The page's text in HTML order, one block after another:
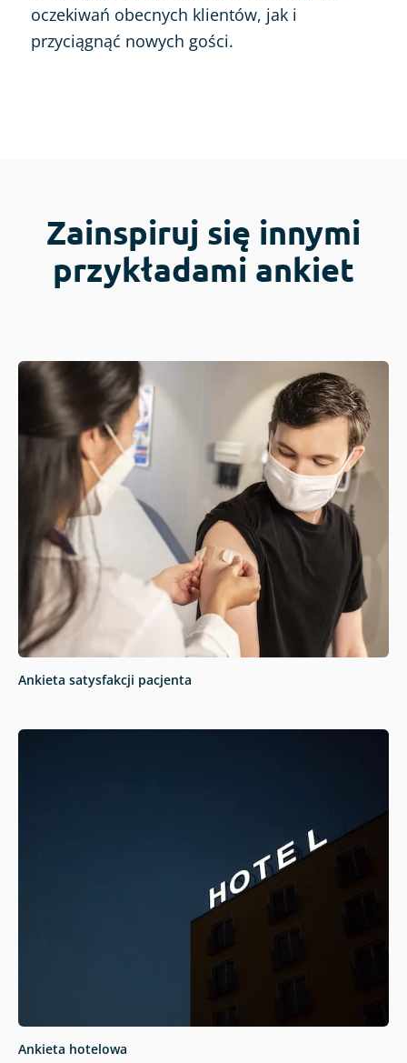
oczekiwań obecnych klientów, jak i
przyciągnąć nowych gości.
Zainspiruj się innymi
przykładami ankiet
Ankieta satysfakcji pacjenta
Ankieta hotelowa